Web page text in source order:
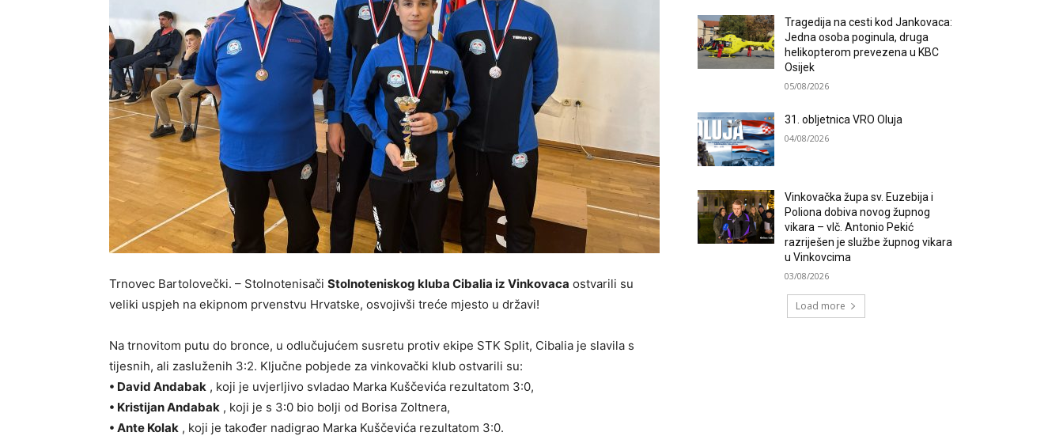
Trnovec Bartolovečki. – Stolnotenisači Stolnoteniskog kluba Cibalia iz Vinkovaca ostvarili su
veliki uspjeh na ekipnom prvenstvu Hrvatske, osvojivši treće mjesto u državi!
Na trnovitom putu do bronce, u odlučujućem susretu protiv ekipe STK Split, Cibalia je slavila s
tijesnih, ali zasluženih 3:2. Ključne pobjede za vinkovački klub ostvarili su:
• David Andabak , koji je uvjerljivo svladao Marka Kuščevića rezultatom 3:0,
• Kristijan Andabak , koji je s 3:0 bio bolji od Borisa Zoltnera,
• Ante Kolak , koji je također nadigrao Marka Kuščevića rezultatom 3:0.
Tragedija na cesti kod Jankovaca:
Jedna osoba poginula, druga
helikopterom prevezena u KBC
Osijek
05/08/2026
31. obljetnica VRO Oluja
04/08/2026
Vinkovačka župa sv. Euzebija i
Poliona dobiva novog župnog
vikara – vlč. Antonio Pekić
razriješen je službe župnog vikara
u Vinkovcima
03/08/2026
Load more